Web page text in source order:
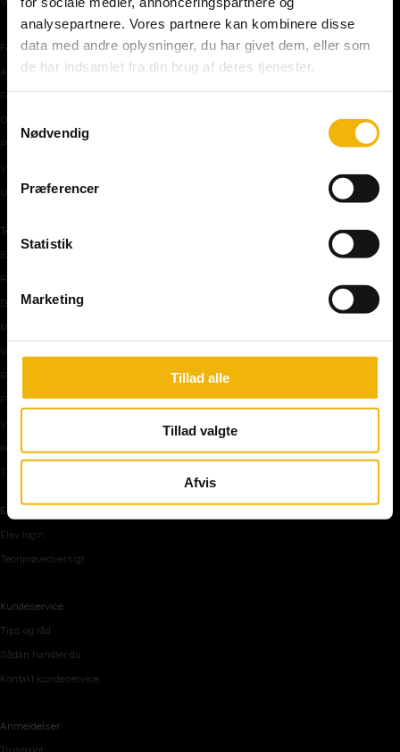
analysepartnere. Vores partnere kan kombinere disse
data med andre oplysninger, du har givet dem, eller som
de har indsamlet fra din brug af deres tjenester.
Nødvendig
Præferencer
Statistik
Marketing
Tillad alle
Tillad valgte
Afvis
Færdselstavler
Advarselstavler
Forbudstavler
Oplysningstavler
Påbudstavler
Vigepligtstavler
Undertavler
Teoriundervisning
Bilens teknik
Risikoforhold
De første manøvre på vej
Manøvre på vej
Vejkryds
Rundkørsel og motorvej
Parkering, mørke og tunnel
Vi mennesker
Køreteknik
Tips og råd inden teoriprøven
Elevområde
Elev login
Teoriprøveoversigt
Kundeservice
Tips og råd
Sådan handler du
Kontakt kundeservice
Anmeldelser